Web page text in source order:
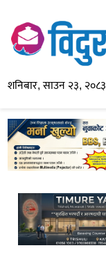
शनिबार, साउन २३, २०८३